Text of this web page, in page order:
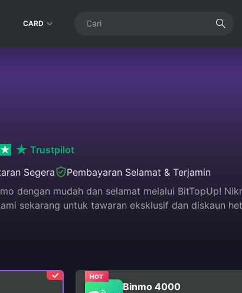
CARD
Trustpilot
Segera
Pembayaran Selamat & Terjamin
dengan mudah dan selamat melalui BitTopUp!
sekarang untuk tawaran eksklusif dan diskaun
HOT
Binmo 4000